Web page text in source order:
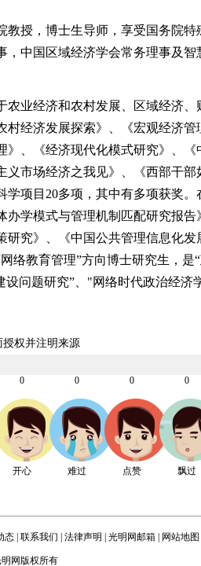
授，博士生导师，享受国务院特
，中国区域经济学会常务理事及
业经济和农村发展、区域经济、
村经济发展探索》、《宏观经济
》、《经济现代化模式研究》、
义市场经济之我见》、《西部干部
学项目20多项，其中有多项获奖
办学模式与管理机制匹配研究报
研究》、《中国公共管理信息化
络教育管理”方向博士研究生，是
设问题研究”、"网络时代政治经济
权并注明来源
0
开心
0
难过
0
点赞
0
飘过
态 联系我们 法律声明 光明网邮箱 网站地图
网版权所有